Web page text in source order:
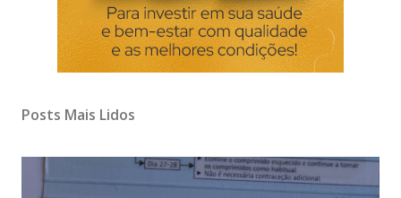
Posts Mais Lidos